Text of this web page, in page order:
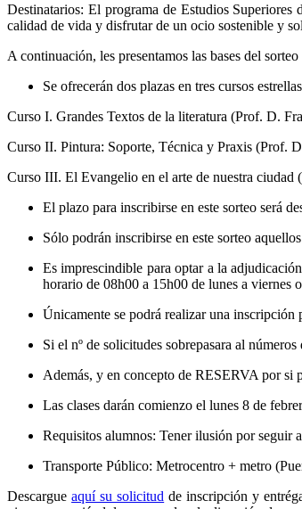
Destinatarios: El programa de Estudios
calidad de vida y disfrutar de un ocio sostenible y
A continuación, les presentamos las bases del
Se ofrecerán dos plazas en tres cursos
Curso I. Grandes Textos de la literatura (Prof. D.
Curso II. Pintura: Soporte, Técnica y Praxis (Prof.
Curso III. El Evangelio en el arte de nuestra
El plazo para inscribirse en este sorteo será
Sólo podrán inscribirse en este sorteo
Es imprescindible para optar a la
horario de 08h00 a 15h00 de lunes a viernes
Únicamente se podrá realizar una
Si el nº de solicitudes sobrepasara al
Además, y en concepto de RESERVA por si
Las clases darán comienzo el lunes 8 de
Requisitos alumnos: Tener ilusión por seguir
Transporte Público: Metrocentro + metro
Descargueaquí su solicitud de inscripción y